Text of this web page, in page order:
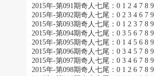
2015年-第091期奇人七尾：0 1 2 4 7 8 9
2015年-第092期奇人七尾：0 2 3 4 6 7 9
2015年-第093期奇人七尾：0 1 2 3 7 8 9
2015年-第094期奇人七尾：0 3 5 6 7 8 9
2015年-第095期奇人七尾：0 1 4 5 6 8 9
2015年-第096期奇人七尾：0 3 4 5 7 8 9
2015年-第097期奇人七尾：0 3 4 6 7 8 9
2015年-第098期奇人七尾：0 1 2 6 7 8 9